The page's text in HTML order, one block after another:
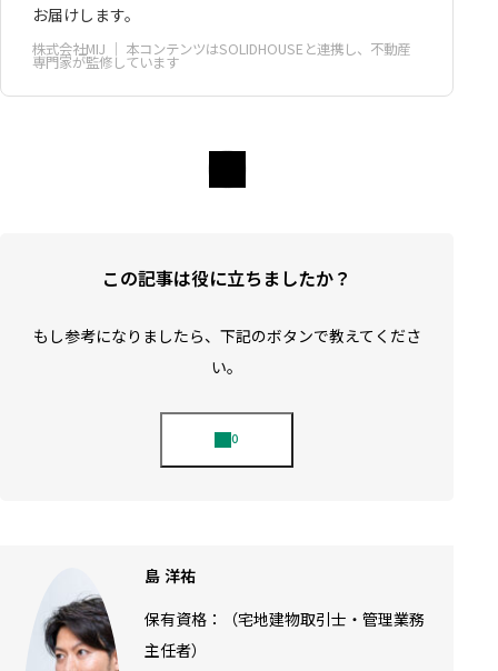
お届けします。
株式会社MIJ ｜ 本コンテンツはSOLIDHOUSEと連携し、不動産
専門家が監修しています
この記事は役に立ちましたか？
もし参考になりましたら、下記のボタンで教えてくださ
い。
島 洋祐
保有資格：（宅地建物取引士・管理業務
主任者）